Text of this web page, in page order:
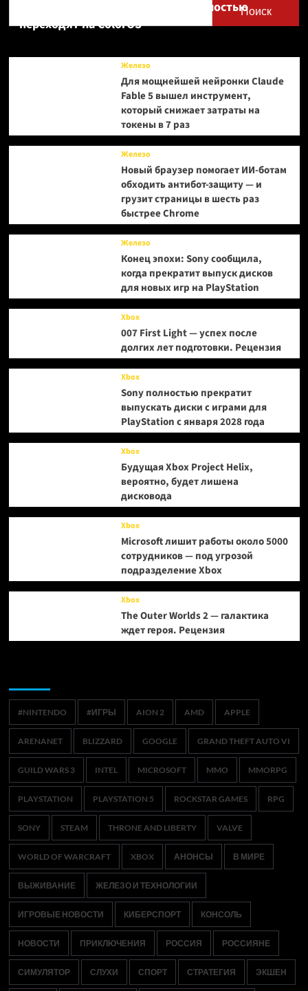
Поиск
Realme UI — OnePlus и realme полностью
переходят на ColorOS
Железо
Для мощнейшей нейронки Claude
Fable 5 вышел инструмент,
который снижает затраты на
токены в 7 раз
Железо
Новый браузер помогает ИИ-ботам
обходить антибот-защиту — и
грузит страницы в шесть раз
быстрее Chrome
Железо
Конец эпохи: Sony сообщила,
когда прекратит выпуск дисков
для новых игр на PlayStation
Xbox
007 First Light — успех после
долгих лет подготовки. Рецензия
Xbox
Sony полностью прекратит
выпускать диски с играми для
PlayStation с января 2028 года
Xbox
Будущая Xbox Project Helix,
вероятно, будет лишена
дисковода
Xbox
Microsoft лишит работы около 5000
сотрудников — под угрозой
подразделение Xbox
Xbox
The Outer Worlds 2 — галактика
ждет героя. Рецензия
#NINTENDO #ИГРЫ AION 2 AMD APPLE
ARENANET BLIZZARD GOOGLE GRAND THEFT AUTO VI
GUILD WARS 3 INTEL MICROSOFT MMO MMORPG
PLAYSTATION PLAYSTATION 5 ROCKSTAR GAMES RPG
SONY STEAM THRONE AND LIBERTY VALVE
WORLD OF WARCRAFT XBOX АНОНСЫ В МИРЕ
ВЫЖИВАНИЕ ЖЕЛЕЗО И ТЕХНОЛОГИИ
ИГРОВЫЕ НОВОСТИ КИБЕРСПОРТ КОНСОЛЬ
НОВОСТИ ПРИКЛЮЧЕНИЯ РОССИЯ РОССИЯНЕ
СИМУЛЯТОР СЛУХИ СПОРТ СТРАТЕГИЯ ЭКШЕН